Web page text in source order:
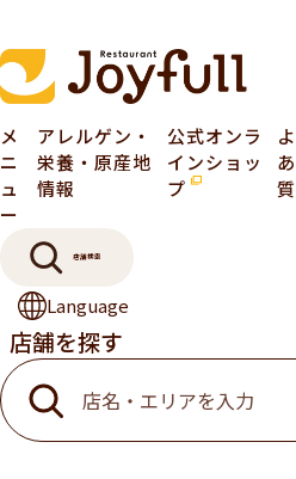
メ
ニ
ュ
ー
アレルゲン・
栄養・原産地
情報
公式オンラ
インショッ
プ
店舗検索
Language
店舗を探す